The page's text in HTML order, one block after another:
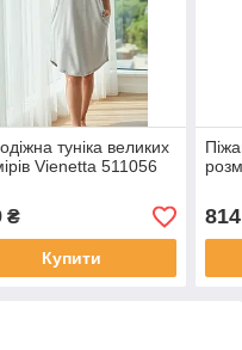
туніка великих
Vienetta 511056
₴
Купити
814